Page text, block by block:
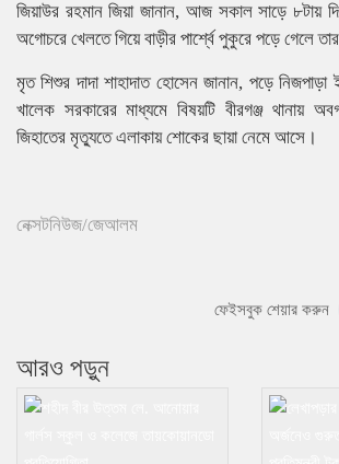
জিয়াউর রহমান জিয়া জানান, আজ সকাল সাড়ে ৮টায়
অগোচরে খেলতে গিয়ে বাড়ীর পার্শ্বে পুকুরে পড়ে গেলে
মৃত শিশুর দাদা শাহাদাত হোসেন জানান, পড়ে
খালেক সরকারের মাধ্যমে বিষয়টি বীরগঞ্জ থানায়
জিহাতের মৃত্যুতে এলাকায় শোকের ছায়া নেমে আসে।
নেক্সটনিউজ/জেআলম
ফেইসবুক শেয়ার করুন
আরও পড়ুন